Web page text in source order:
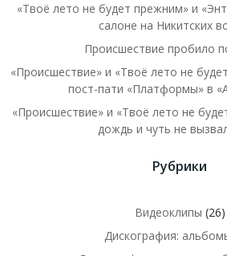
«Твоё лето не будет прежним» и
салоне на Никитских
Происшествие пробило
«Происшествие» и «Твоё лето не
пост-пати «Платформы» в
«Происшествие» и «Твоё лето не
дождь и чуть не
Рубрики
Видеоклипы (26)
Дискография: